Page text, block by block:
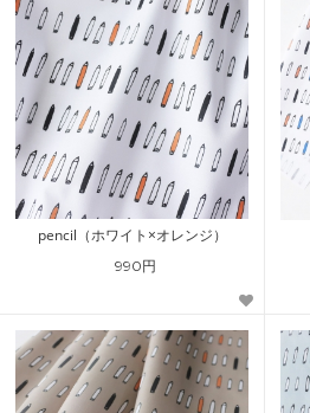
pencil（ホワイト×オレンジ）
990円